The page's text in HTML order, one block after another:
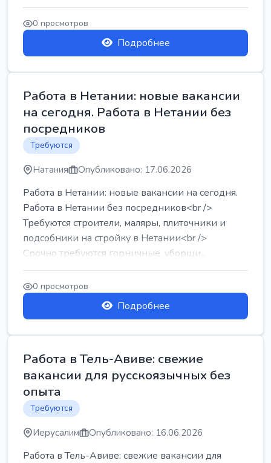
0 просмотров
Подробнее
Работа в Нетании: новые вакансии
на сегодня. Работа в Нетании без
посредников
Требуются
Натания Опубликовано: 17.06.2026
Работа в Нетании: новые вакансии на сегодня.
Работа в Нетании без посредников<br />
Требуются строители, маляры, плиточники и
подсобники на стройку в Нетании<br />
Срочно требуются горничные, уборщи...
0 просмотров
Подробнее
Работа в Тель-Авиве: свежие
вакансии для русскоязычных без
опыта
Требуются
Иерусалим Опубликовано: 16.06.2026
Работа в Тель-Авиве: свежие вакансии для